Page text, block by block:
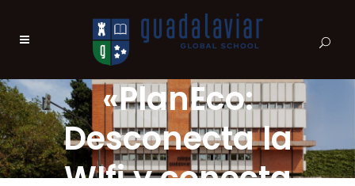
«PlanEco:
Desconecta la